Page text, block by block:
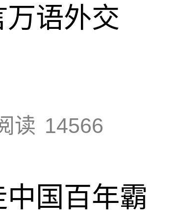
语外交
读 14566
国百年霸